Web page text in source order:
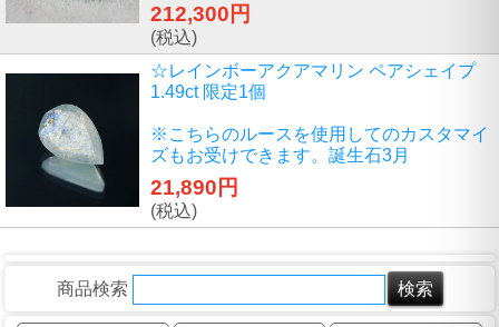
212,300円
(税込)
☆レインボーアクアマリン ペアシェイプ
1.49ct 限定1個
※こちらのルースを使用してのカスタマイ
ズもお受けできます。誕生石3月
21,890円
(税込)
商品検索